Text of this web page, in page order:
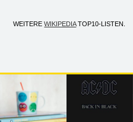
WEITEREWIKIPEDIATOP10-LISTEN.